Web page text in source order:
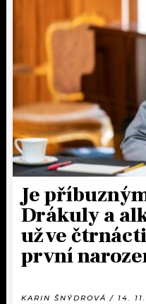
Je
Drákuly a
už ve
první
KARIN ŠNÝDROVÁ / 14.